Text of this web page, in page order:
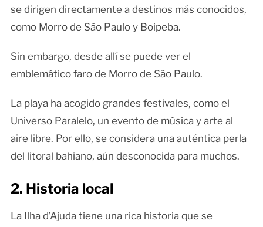
se dirigen directamente a destinos más conocidos,
como Morro de São Paulo y Boipeba.
Sin embargo, desde allí se puede ver el
emblemático faro de Morro de São Paulo.
La playa ha acogido grandes festivales, como el
Universo Paralelo, un evento de música y arte al
aire libre. Por ello, se considera una auténtica perla
del litoral bahiano, aún desconocida para muchos.
2. Historia local
La Ilha d’Ajuda tiene una rica historia que se